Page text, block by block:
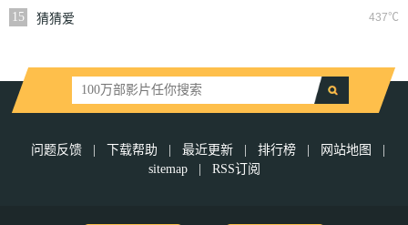
15
437℃
猜猜爱
问题反馈 下载帮助 最近更新 排行榜 网站地图
sitemap
RSS订阅